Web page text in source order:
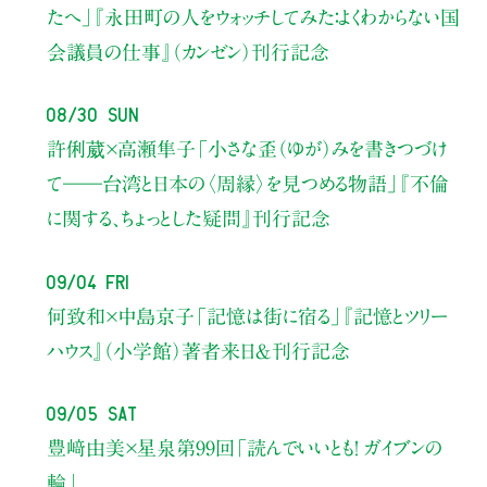
たへ」
『永田町の人をウォッチしてみた：よくわからない国
会議員の仕事』（カンゼン）刊行記念
08/30 Sun
許俐葳×高瀬隼子 「小さな歪（ゆが）みを書きつづけ
て――台湾と日本の〈周縁〉を見つめる物語」
『不倫
に関する、ちょっとした疑問』刊行記念
09/04 Fri
何致和×中島京子 「記憶は街に宿る」
『記憶とツリー
ハウス』（小学館）著者来日＆刊行記念
09/05 Sat
豊﨑由美×星泉 第99回「読んでいいとも！ ガイブンの
輪」